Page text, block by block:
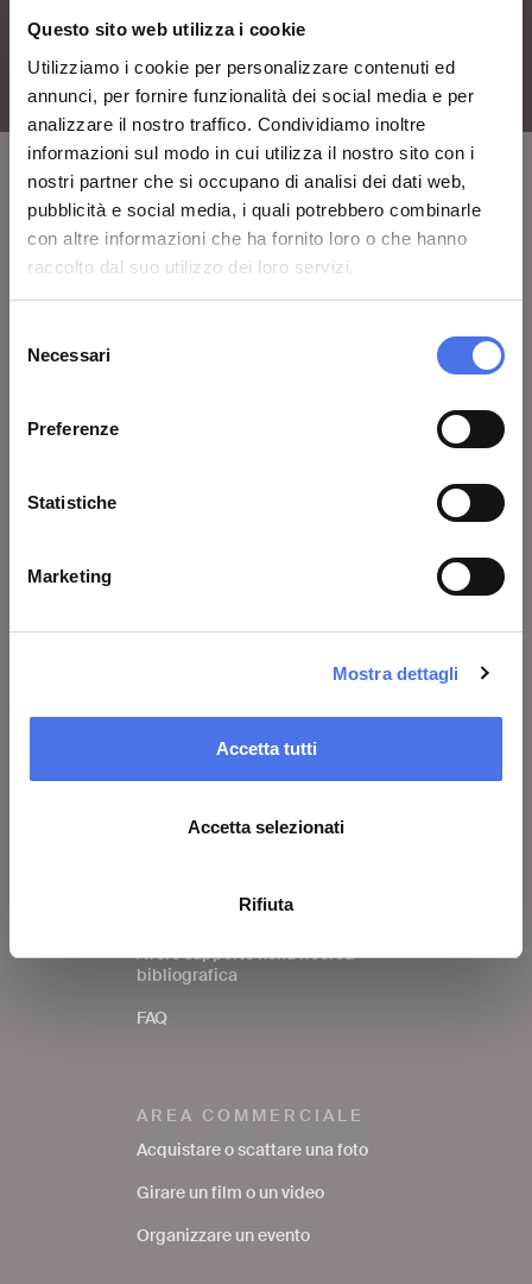
Questo sito web utilizza i cookie
Utilizziamo i cookie per personalizzare contenuti ed
annunci, per fornire funzionalità dei social media e per
analizzare il nostro traffico. Condividiamo inoltre
informazioni sul modo in cui utilizza il nostro sito con i
nostri partner che si occupano di analisi dei dati web,
pubblicità e social media, i quali potrebbero combinarle
con altre informazioni che ha fornito loro o che hanno
raccolto dal suo utilizzo dei loro servizi.
delNecessari
Preferenze
Statistiche
Marketing
Mostra dettagli
Accetta tutti
Accetta selezionati
Rifiuta
La collezione
del VIVE
VIVE
Chi siamo
Lascia un commento
Scuole
Richiedere una foto
Avere supporto nella ricerca
bibliografica
FAQ
AREA COMMERCIALE
Acquistare o scattare una foto
Girare un film o un video
Organizzare un evento